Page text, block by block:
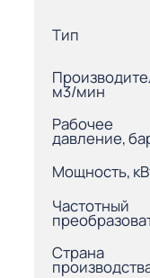
Тип
м3/мин
Рабочее
давление,
Мощность,
Частотный
Страна